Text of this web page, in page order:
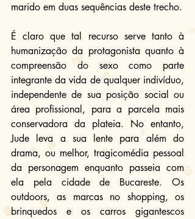
marido em duas sequências deste trecho.
É claro que tal recurso serve tanto à
humanização da protagonista quanto à
compreensão do sexo como parte
integrante da vida de qualquer indivíduo,
independente de sua posição social ou
área profissional, para a parcela mais
conservadora da plateia. No entanto,
Jude leva a sua lente para além do
drama, ou melhor, tragicomédia pessoal
da personagem enquanto passeia com
ela pela cidade de Bucareste. Os
outdoors, as marcas no shopping, os
brinquedos e os carros gigantescos